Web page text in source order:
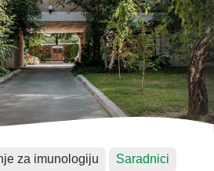
za imunologiju Saradnici